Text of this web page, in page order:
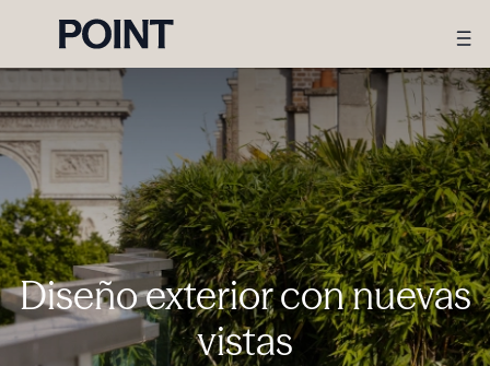
Diseño exterior con nuevas
vistas